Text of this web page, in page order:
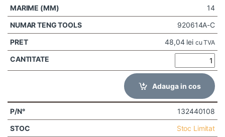
14
920614A-C
48,04 lei cu TVA
Adauga in cos
132440108
Stoc Limitat